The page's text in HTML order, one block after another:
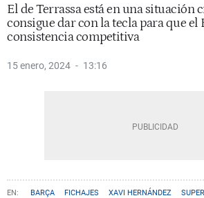
El de Terrassa está en una situación
consigue dar con la tecla para que el
consistencia competitiva
15 enero, 2024 13:16
BARÇA FICHAJES XAVI HERNÁNDEZ